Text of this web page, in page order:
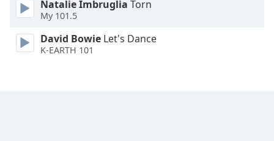
Edge
Natalie Imbruglia Torn
My 101.5
David Bowie Let's Dance
K-EARTH 101